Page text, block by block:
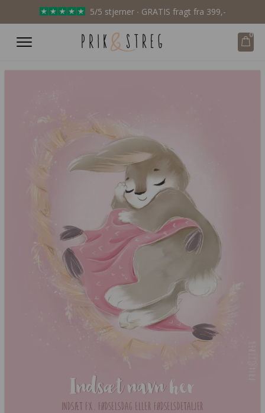
5/5 stjerner ∙ GRATIS fragt fra 399,-
0
Indsæt navn her
indsæt fx. fødselsdag eller fødselsdetaljer